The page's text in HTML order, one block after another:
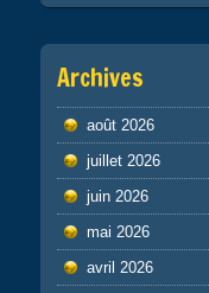
Archives
août 2026
juillet 2026
juin 2026
mai 2026
avril 2026